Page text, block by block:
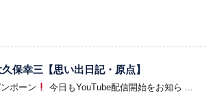
久保幸三【思い出日記・原点】
ンポーン 今日もYouTube配信開始をお知ら ...